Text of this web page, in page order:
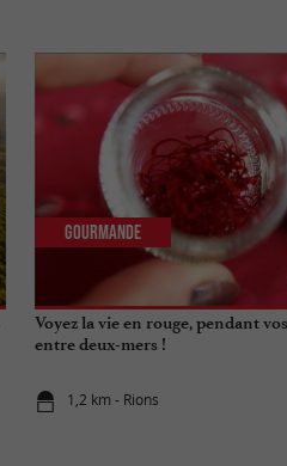
Voyez la vie en rouge, pendant
entre deux-mers !
1,2 km - Rions
Gourmande